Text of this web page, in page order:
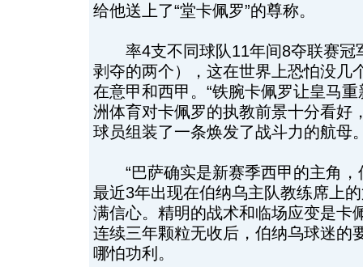
给他送上了“堂卡佩罗”的尊称。
率4支不同球队11年间8夺联赛冠
剥夺的两个），这在世界上恐怕没
在意甲和西甲。“铁腕卡佩罗让皇马
洲体育对卡佩罗的执教前景十分看好
球员组装了一条焕发了战斗力的航母
“巴萨确实是新赛季西甲的主角，
最近3年出现在伯纳乌主队教练席上
满信心。精明的战术和临场应变是卡
连续三年颗粒无收后，伯纳乌球迷的
哪怕功利。